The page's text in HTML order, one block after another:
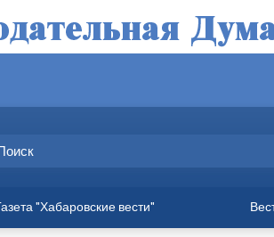
"Хабаровские вести"